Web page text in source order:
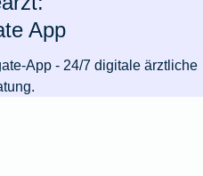
App
App - 24/7 digitale ärztliche